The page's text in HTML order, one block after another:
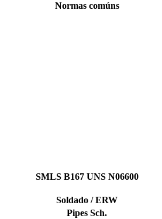
Normas comúns
SMLS B167 UNS N06600
Soldado / ERW
Pipes Sch.